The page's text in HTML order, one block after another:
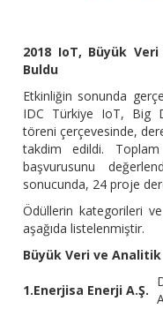
2018 IoT, Büyük
Buldu
Etkinliğin sonunda
IDC Türkiye IoT, Big
töreni çerçevesinde,
takdim edildi.
başvurusunu
sonucunda, 24 proje
Ödüllerin kategorileri
aşağıda listelenmiştir.
Büyük Veri ve Analitik
1.Enerjisa Enerji A.Ş.